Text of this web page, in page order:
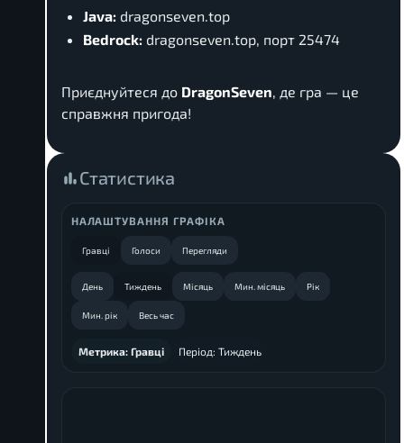
Java: dragonseven.top
Bedrock: dragonseven.top, порт 25474
Приєднуйтеся до DragonSeven, де гра — це
справжня пригода!
Статистика
НАЛАШТУВАННЯ ГРАФІКА
Гравці Голоси Перегляди
День Тиждень Місяць Мин. місяць Рік
Мин. рік Весь час
Метрика: Гравці Період: Тиждень